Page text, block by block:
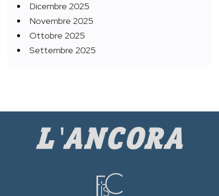
Dicembre 2025
Novembre 2025
Ottobre 2025
Settembre 2025